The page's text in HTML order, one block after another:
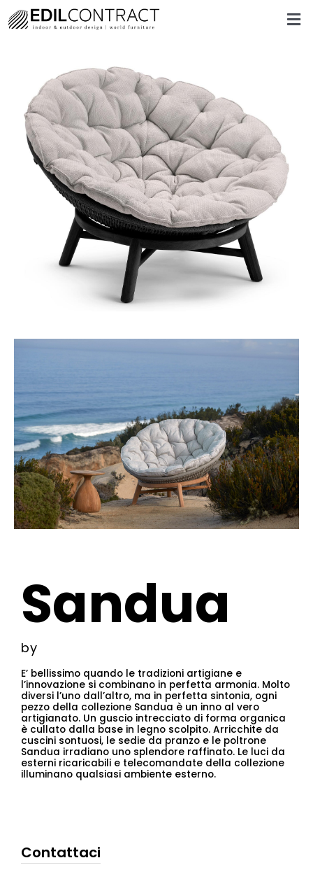
Sandua
by
E’ bellissimo quando le tradizioni artigiane e
l’innovazione si combinano in perfetta armonia. Molto
diversi l’uno dall’altro, ma in perfetta sintonia, ogni
pezzo della collezione Sandua è un inno al vero
artigianato. Un guscio intrecciato di forma organica
è cullato dalla base in legno scolpito. Arricchite da
cuscini sontuosi, le sedie da pranzo e le poltrone
Sandua irradiano uno splendore raffinato. Le luci da
esterni ricaricabili e telecomandate della collezione
illuminano qualsiasi ambiente esterno.
Contattaci